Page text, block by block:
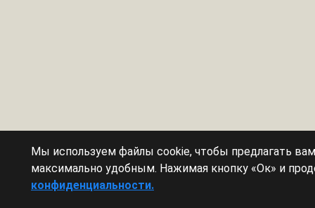
Мы используем файлы cookie, чтобы предлагать
максимально удобным. Нажимая кнопку «Ок» и
конфиденциальности.